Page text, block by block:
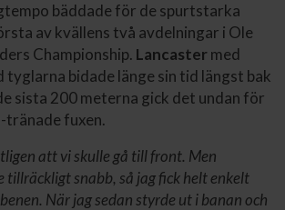
bäddade för de spurtstarka
av kvällens två avdelningar i Ole
Championship. Lancastermed
tyglarna bidade länge sin tid längst bak
sista 200 meterna gick det undan för
tränade fuxen.
att vi skulle gå till front. Men
tillräckligt snabb, så jag fick helt enkelt
När jag sedan styrde ut i banan och